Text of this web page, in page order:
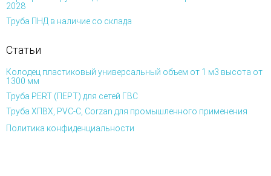
2028
Труба ПНД в наличие со склада
Статьи
Колодец пластиковый универсальный объем от 1 м3 высота от
1300 мм
Труба PERT (ПЕРТ) для сетей ГВС
Труба ХПВХ, PVC-C, Corzan для промышленного применения
Политика конфиденциальности